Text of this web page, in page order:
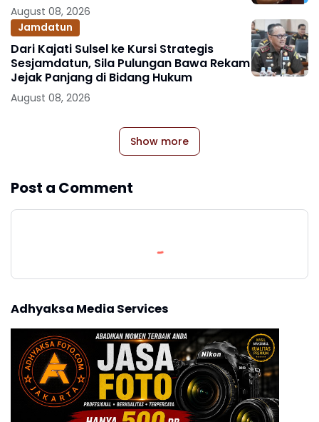
August 08, 2026
Jamdatun
Dari Kajati Sulsel ke Kursi Strategis
Sesjamdatun, Sila Pulungan Bawa Rekam
Jejak Panjang di Bidang Hukum
August 08, 2026
Show more
Post a Comment
Adhyaksa Media Services